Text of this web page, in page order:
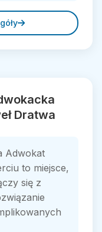
Dratwa
Adwokat
to miejsce,
się z